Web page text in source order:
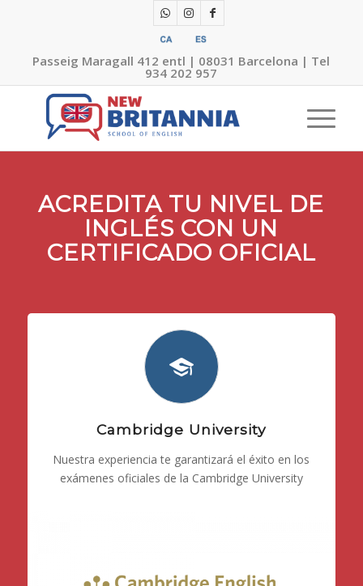
Passeig Maragall 412 entl | 08031 Barcelona | Tel
934 202 957
ACREDITA TU NIVEL DE
INGLÉS CON UN
CERTIFICADO OFICIAL
Cambridge University
Nuestra experiencia te garantizará el éxito en los
exámenes oficiales de la Cambridge University